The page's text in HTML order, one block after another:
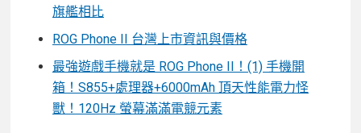
旗艦相比
ROG Phone II 台灣上市資訊與價格
最強遊戲手機就是 ROG Phone II！(1) 手機開
箱！S855+處理器+6000mAh 頂天性能電力怪
獸！120Hz 螢幕滿滿電競元素